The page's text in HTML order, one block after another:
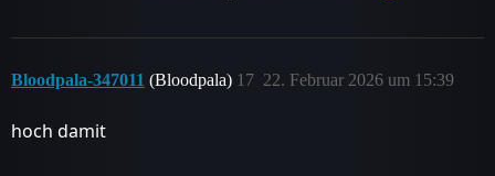
Bloodpala-347011 (Bloodpala) 22. Februar 2026 um 15:39
17
hoch damit